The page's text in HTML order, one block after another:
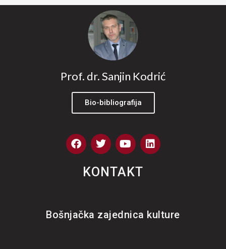
Prof. dr. Sanjin Kodrić
Bio-bibliografija
F
a
k
T
w
t
t
Y
o
t
u
L
i
KONTAKT
Bošnjačka zajednica kulture